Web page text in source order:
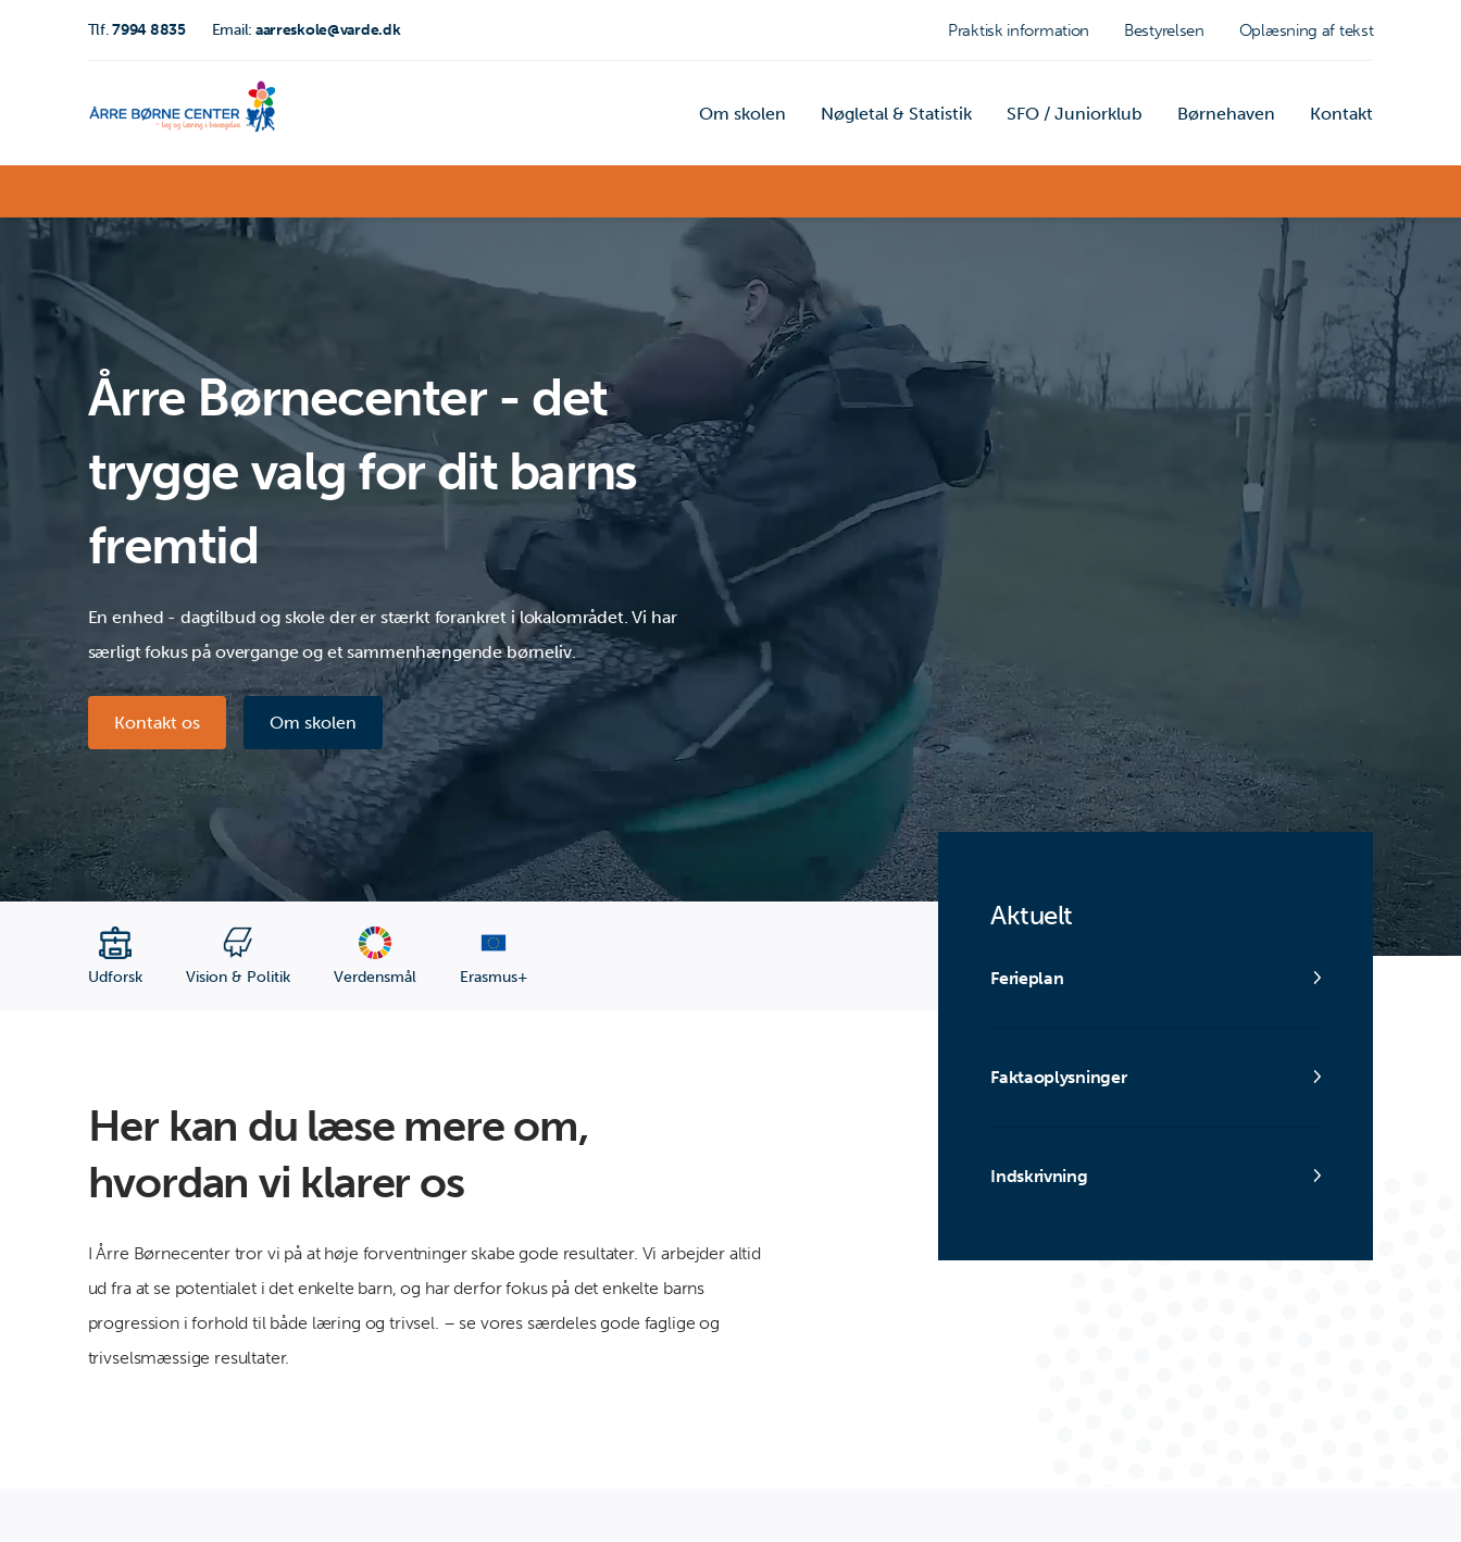
Tlf.7994 8835 Email: aarreskole@varde.dk Praktisk information Bestyrelsen Oplæsning af tekst
Om skolen Nøgletal & Statistik SFO / Juniorklub Børnehaven Kontakt
Årre Børnecenter - det
trygge valg for dit barns
fremtid
En enhed - dagtilbud og skole der er stærkt forankret i lokalområdet. Vi har
særligt fokus på overgange og et sammenhængende børneliv.
Kontakt os Om skolen
Udforsk Vision & Politik Verdensmål Erasmus+
Aktuelt
Ferieplan
Faktaoplysninger
Indskrivning
Her kan du læse mere om,
hvordan vi klarer os
I Årre Børnecenter tror vi på at høje forventninger skabe gode resultater. Vi arbejder altid
ud fra at se potentialet i det enkelte barn, og har derfor fokus på det enkelte barns
progression i forhold til både læring og trivsel. – se vores særdeles gode faglige og
trivselsmæssige resultater.